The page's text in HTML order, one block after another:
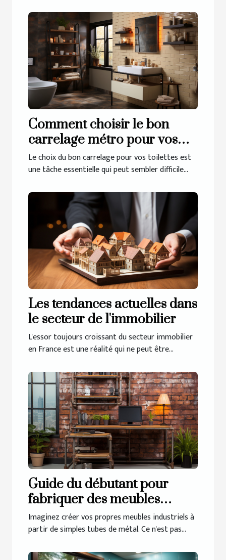
Comment choisir le bon
carrelage métro pour vos
toilettes
Le choix du bon carrelage pour vos toilettes est
une tâche essentielle qui peut sembler difficile...
Les tendances actuelles dans
le secteur de l'immobilier
L'essor toujours croissant du secteur immobilier
en France est une réalité qui ne peut être...
Guide du débutant pour
fabriquer des meubles
industriels avec des tubes de
métal
Imaginez créer vos propres meubles industriels à
partir de simples tubes de métal. Ce n'est pas...